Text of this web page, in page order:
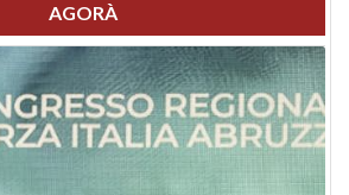
AGORÀ